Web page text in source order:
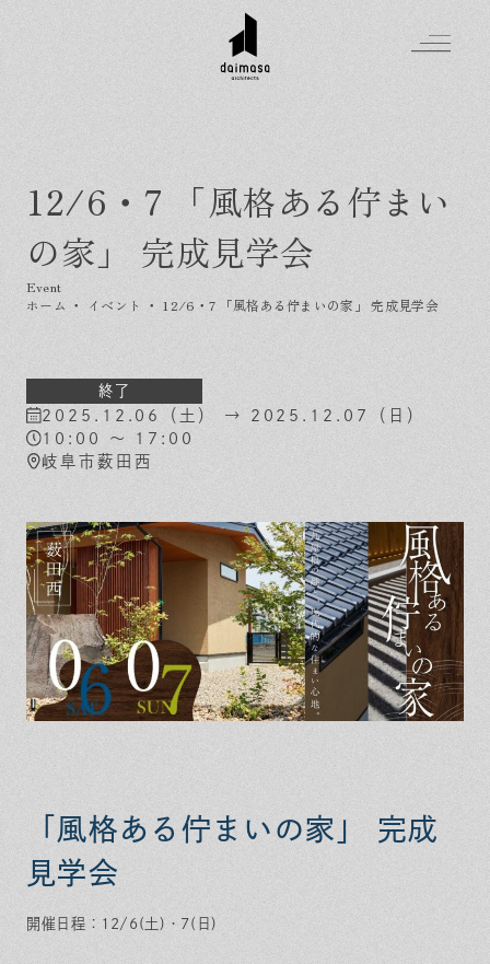
12/6・7 「風格ある佇まい
の家」 完成見学会
ホーム ・ イベント ・ 12/6・7 「風格ある佇まいの家」 完成見学会
終了
2025.12.06（土） → 2025.12.07（日）
10:00 ～ 17:00
岐阜市薮田西
「風格ある佇まいの家」 完成
見学会
開催日程：12/6(土)・7(日)
Greeting
はじめましての方へ
Made in DAIMASA
私たちの想い
素材のこだわり
住まいの特性
家づくりの流れ
ヒノキプロジェクト
For customer
スタイル集
イベントを探す
気軽に相談会
お客様の声
木材辞典
お知らせ
イベント
Company
スタッフ紹介
Contact
資料請求
In FaLI
Event Contact